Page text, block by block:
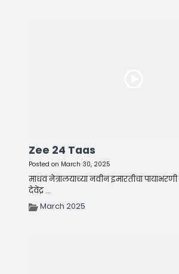
Zee 24 Taas
Posted on March 30, 2025
माधव नेत्रालयाच्या नवीन इमारतीचा
देवेंद्र ...
March 2025